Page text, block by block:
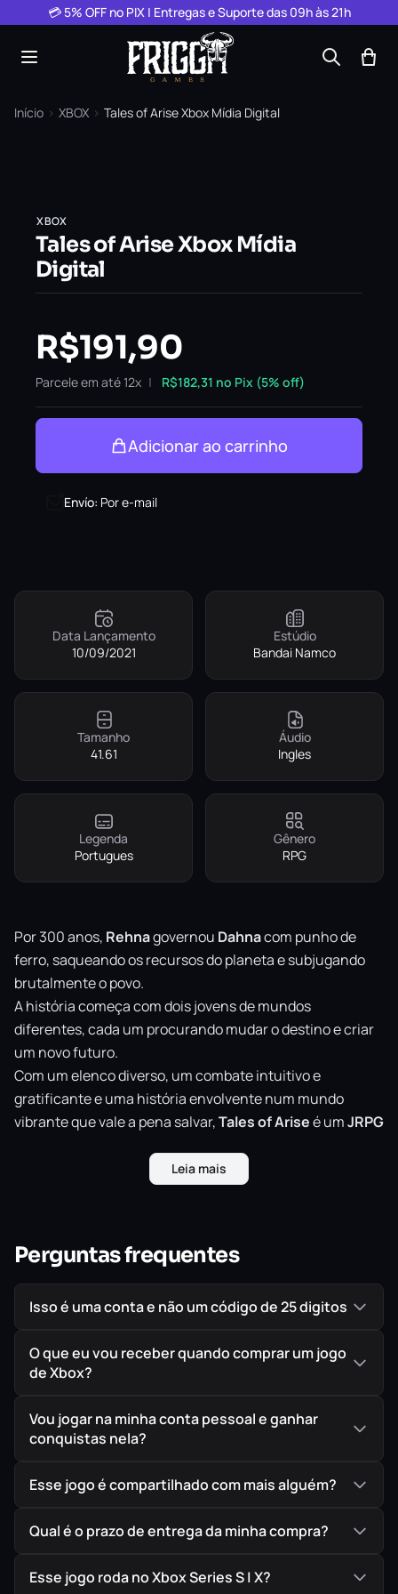
Pular para o conteúdo
💳 5% OFF no PIX | Entregas e Suporte das 09h às 21h
Início › XBOX › Tales of Arise Xbox Mídia Digital
XBOX
Tales of Arise Xbox Mídia
Digital
R$191,90
Parcele em até 12x R$182,31 no Pix (5% off)
Adicionar ao carrinho
Envío: Por e-mail
Data Lançamento
10/09/2021
Estúdio
Bandai Namco
Tamanho
41.61
Áudio
Ingles
Legenda
Portugues
Gênero
RPG
Por 300 anos, Rehnagovernou Dahnacom punho de
ferro, saqueando os recursos do planeta e subjugando
brutalmente o povo.
A história começa com dois jovens de mundos
diferentes, cada um procurando mudar o destino e criar
um novo futuro.
Com um elenco diverso, um combate intuitivo e
gratificante e uma história envolvente num mundo
vibrante que vale a pena salvar,TalesofAriseé umJRPG
garantindo assim a melhor procedência possível para
Leia mais
Perguntas frequentes
Isso é uma conta e não um código de 25 digitos
O que eu vou receber quando comprar um jogo
de Xbox?
Vou jogar na minha conta pessoal e ganhar
conquistas nela?
Esse jogo é compartilhado com mais alguém?
Qual é o prazo de entrega da minha compra?
Esse jogo roda no Xbox Series S | X?